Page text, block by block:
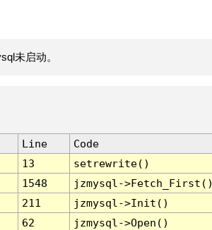
未启动。
Line
Code
13
setrewrite()
1548
jzmysql-
211
jzmysql->Init()
62
jzmysql->Open()